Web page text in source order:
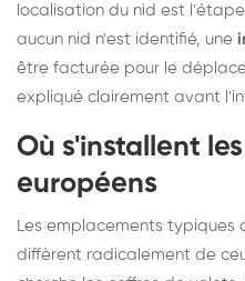
localisation du nid est
aucun nid n'est identifié, une
être facturée pour le
expliqué clairement avant
Où s'installent
européens
Les emplacements typiques
diffèrent radicalement de